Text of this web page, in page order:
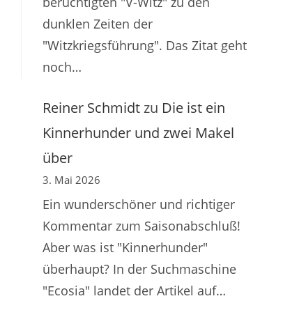
dunklen Zeiten der
"Witzkriegsführung". Das Zitat geht
noch…
Reiner Schmidtzu Die ist ein
Kinnerhunder und zwei Makel
über
3. Mai 2026
Ein wunderschöner und richtiger
Kommentar zum Saisonabschluß!
Aber was ist "Kinnerhunder"
überhaupt? In der Suchmaschine
"Ecosia" landet der Artikel auf…